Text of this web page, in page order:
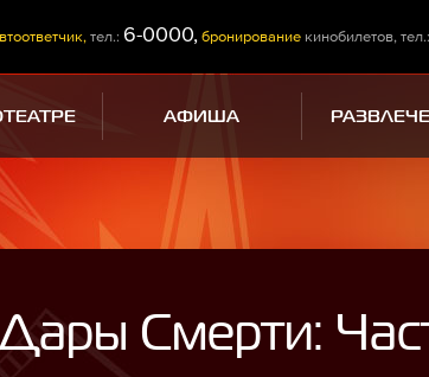
тел.: 6-0000, бронирование кинобилетов, тел.:
АФИША
Смерти: